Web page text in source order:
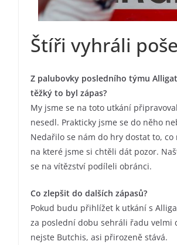
Štíři vyhráli
Z palubovky posledního týmu
těžký to byl zápas?
My jsme se na toto utkání
nesedl. Prakticky jsme se do něho
Nedařilo se nám do hry dostat to,
na které jsme si chtěli dát pozor.
se na vítězství podíleli obránci.
Co zlepšit do dalších zápasů?
Pokud budu přihlížet k utkání s
za poslední dobu sehráli řadu velmi
nejste Butchis, asi přirozeně stává.